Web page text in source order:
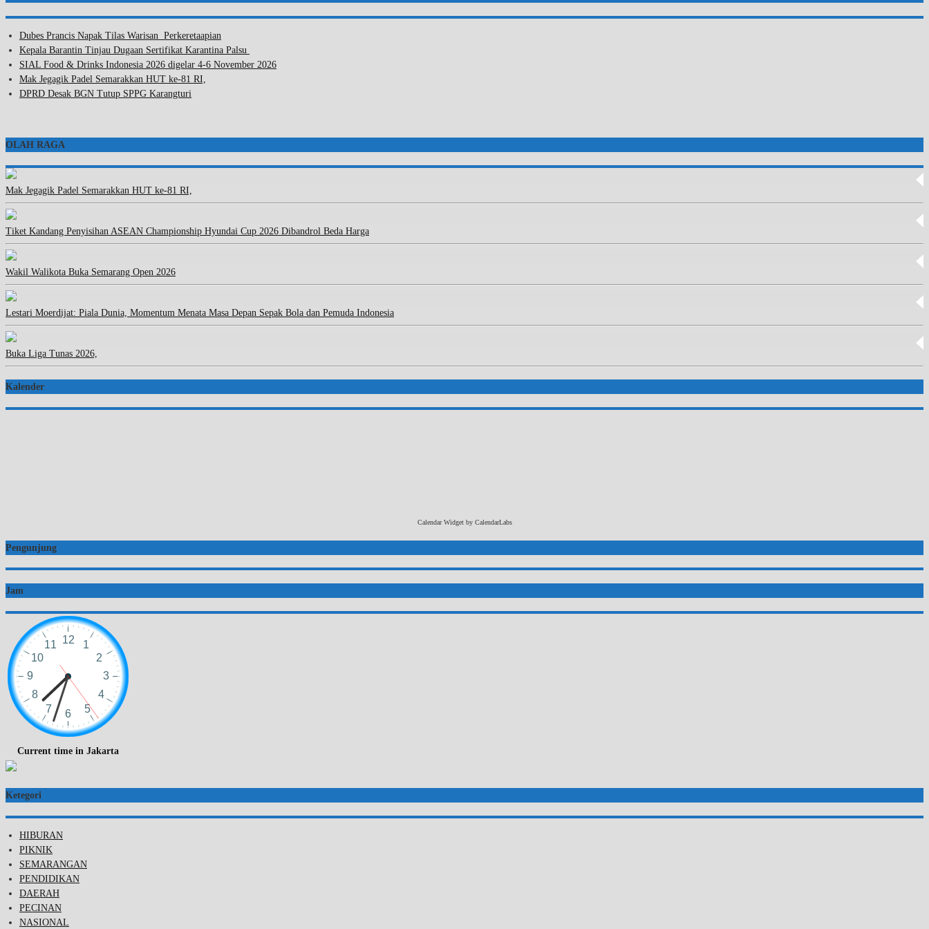
Dubes Prancis Napak Tilas Warisan Perkeretaapian
Kepala Barantin Tinjau Dugaan Sertifikat Karantina Palsu
SIAL Food & Drinks Indonesia 2026 digelar 4-6 November 2026
Mak Jegagik Padel Semarakkan HUT ke-81 RI,
DPRD Desak BGN Tutup SPPG Karangturi
OLAH RAGA
Mak Jegagik Padel Semarakkan HUT ke-81 RI,
Tiket Kandang Penyisihan ASEAN Championship Hyundai Cup 2026 Dibandrol Beda Harga
Wakil Walikota Buka Semarang Open 2026
Lestari Moerdijat: Piala Dunia, Momentum Menata Masa Depan Sepak Bola dan Pemuda Indonesia
Buka Liga Tunas 2026,
Kalender
Calendar Widget by CalendarLabs
Pengunjung
Jam
Current time in Jakarta
Ketegori
HIBURAN
PIKNIK
SEMARANGAN
PENDIDIKAN
DAERAH
PECINAN
NASIONAL